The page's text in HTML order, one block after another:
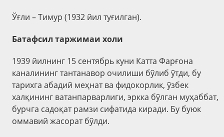
Ўғли – Тимур (1932 йил туғилган).
Батафсил таржимаи холи
1939 йилнинг 15 сентябрь куни Катта Фарғона
каналининг тантанавор очилиши бўлиб ўтди, бу
тарихга абадий меҳнат ва фидокорлик, ўзбек
халқининг ватанпарварлиги, эркка бўлган муҳаббат,
бурчга садоқат рамзи сифатида киради. Бу буюк
оммавий жасорат бўлди.